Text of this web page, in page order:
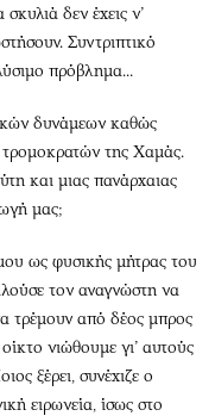
δεν έχεις ν’
Συντριπτικό
πρόβλημα...
δυνάμεων καθώς
της Χαμάς.
και μιας πανάρχαιας
μας;
ως φυσικής μήτρας του
τον αναγνώστη να
τρέμουν από δέος μπρος
νιώθουμε γι’ αυτούς
ξέρει, συνέχιζε ο
ειρωνεία, ίσως στο